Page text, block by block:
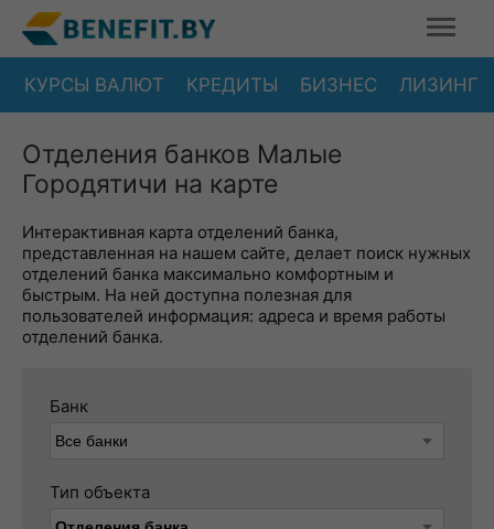
КУРСЫ ВАЛЮТ КРЕДИТЫ БИЗНЕС ЛИЗИНГ
Отделения банков Малые
Городятичи на карте
Интерактивная карта отделений банка,
представленная на нашем сайте, делает поиск нужных
отделений банка максимально комфортным и
быстрым. На ней доступна полезная для
пользователей информация: адреса и время работы
отделений банка.
Банк
Тип объекта